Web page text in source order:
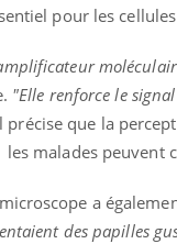
pour les
"Elle renforce le
que la
malades peuvent
a
des papilles